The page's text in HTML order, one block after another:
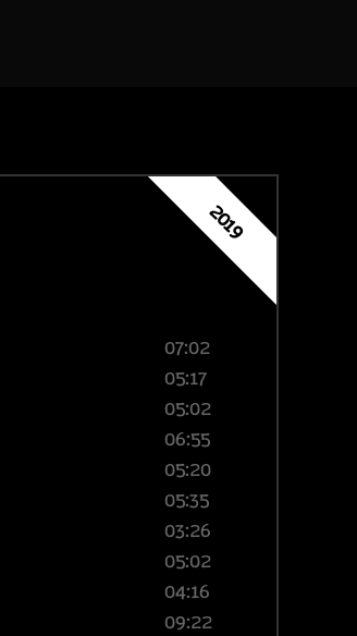
07:02
05:17
05:02
06:55
05:20
05:35
03:26
05:02
04:16
09:22
2019